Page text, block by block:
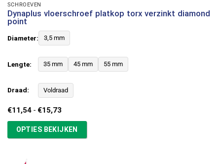
SCHROEVEN
Dynaplus vloerschroef platkop torx verzinkt diamond
point
Diameter: 3,5 mm
Lengte: 35 mm 45 mm 55 mm
Draad: Voldraad
€11,54 - €15,73Prijsklasse:
tot
€15,73
OPTIES BEKIJKEN